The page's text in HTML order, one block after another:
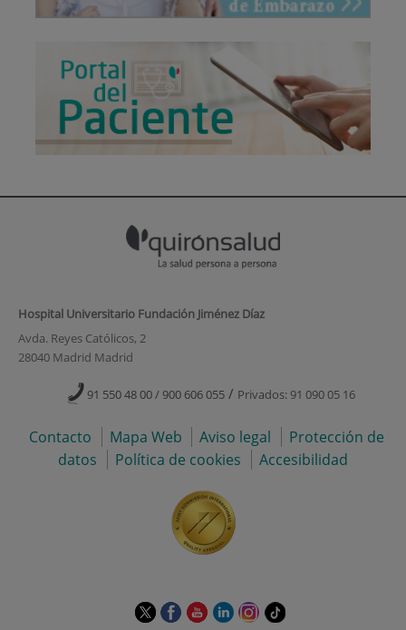
Hospital Universitario Fundación Jiménez Díaz
Avda. Reyes Católicos, 2
28040 Madrid Madrid
91 550 48 00 / 900 606 055 / Privados: 91 090 05 16
Contacto Mapa Web Aviso legal
Protección de
datos
Política de cookies Accesibilidad
EsteEsteEsteEsteEsteEnlace